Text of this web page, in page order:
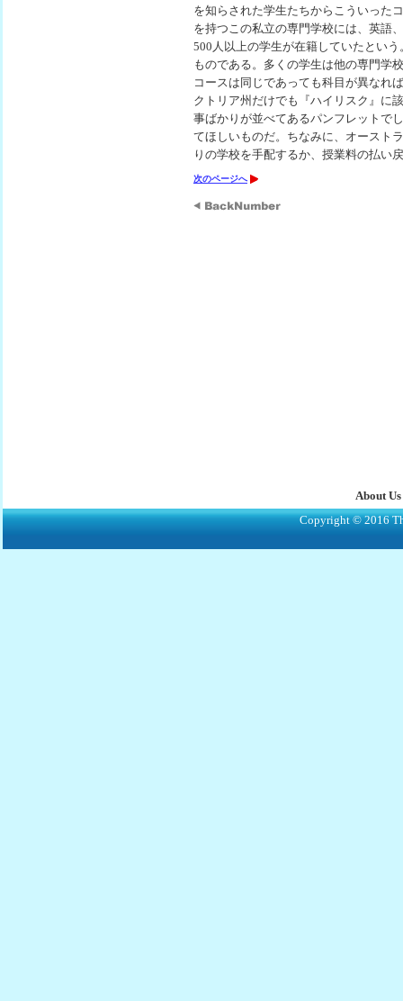
を知らされた学生たちからこういった
を持つこの私立の専門学校には、英語
500人以上の学生が在籍していたとい
ものである。多くの学生は他の専門学
コースは同じであっても科目が異なれ
クトリア州だけでも『ハイリスク』に
事ばかりが並べてあるパンフレットで
てほしいものだ。ちなみに、オースト
りの学校を手配するか、授業料の払い
次のページへ
About Us
Copyright © 2016